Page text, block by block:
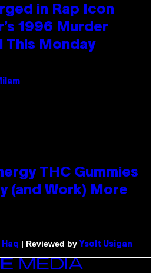
in Rap Icon
1996 Murder
This Monday
THC Gummies
(and Work) More
Haq | Reviewed by Ysolt Usigan